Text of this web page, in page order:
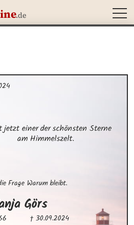
.de
jetzt einer der schönsten Sterne
am Himmelszelt.
Frage Warum bleibt.
Görs
† 30.09.2024